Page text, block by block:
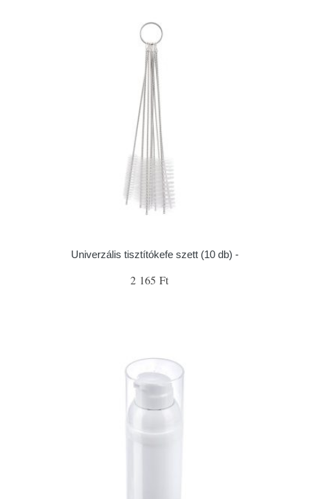
Univerzális tisztítókefe szett (10 db) -
2 165 Ft